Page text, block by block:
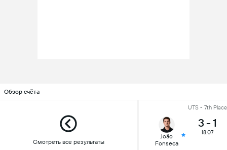
Обзор счёта
Смотреть все результаты
UTS - 7th Place
João
Fonseca
3 - 1
18.07